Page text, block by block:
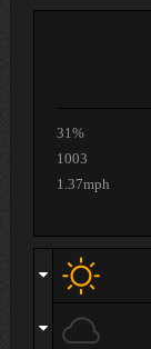
31%
1003
1.37mph